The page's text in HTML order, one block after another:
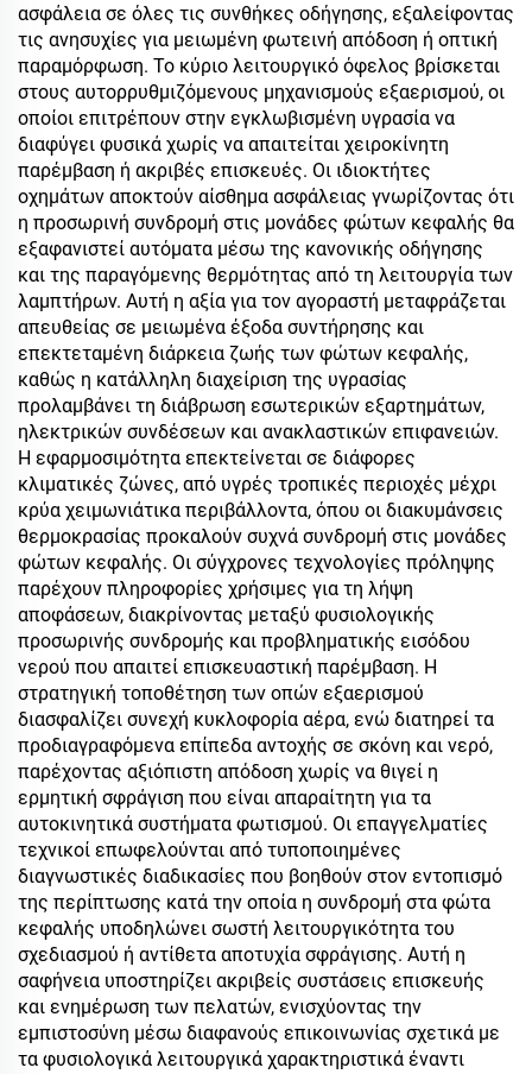
ασφάλεια σε όλες τις συνθήκες οδήγησης, εξαλείφοντας
τις ανησυχίες για μειωμένη φωτεινή απόδοση ή οπτική
παραμόρφωση. Το κύριο λειτουργικό όφελος βρίσκεται
στους αυτορρυθμιζόμενους μηχανισμούς εξαερισμού, οι
οποίοι επιτρέπουν στην εγκλωβισμένη υγρασία να
διαφύγει φυσικά χωρίς να απαιτείται χειροκίνητη
παρέμβαση ή ακριβές επισκευές. Οι ιδιοκτήτες
οχημάτων αποκτούν αίσθημα ασφάλειας γνωρίζοντας ότι
η προσωρινή συνδρομή στις μονάδες φώτων κεφαλής θα
εξαφανιστεί αυτόματα μέσω της κανονικής οδήγησης
και της παραγόμενης θερμότητας από τη λειτουργία των
λαμπτήρων. Αυτή η αξία για τον αγοραστή μεταφράζεται
απευθείας σε μειωμένα έξοδα συντήρησης και
επεκτεταμένη διάρκεια ζωής των φώτων κεφαλής,
καθώς η κατάλληλη διαχείριση της υγρασίας
προλαμβάνει τη διάβρωση εσωτερικών εξαρτημάτων,
ηλεκτρικών συνδέσεων και ανακλαστικών επιφανειών.
Η εφαρμοσιμότητα επεκτείνεται σε διάφορες
κλιματικές ζώνες, από υγρές τροπικές περιοχές μέχρι
κρύα χειμωνιάτικα περιβάλλοντα, όπου οι διακυμάνσεις
θερμοκρασίας προκαλούν συχνά συνδρομή στις μονάδες
φώτων κεφαλής. Οι σύγχρονες τεχνολογίες πρόληψης
παρέχουν πληροφορίες χρήσιμες για τη λήψη
αποφάσεων, διακρίνοντας μεταξύ φυσιολογικής
προσωρινής συνδρομής και προβληματικής εισόδου
νερού που απαιτεί επισκευαστική παρέμβαση. Η
στρατηγική τοποθέτηση των οπών εξαερισμού
διασφαλίζει συνεχή κυκλοφορία αέρα, ενώ διατηρεί τα
προδιαγραφόμενα επίπεδα αντοχής σε σκόνη και νερό,
παρέχοντας αξιόπιστη απόδοση χωρίς να θιγεί η
ερμητική σφράγιση που είναι απαραίτητη για τα
αυτοκινητικά συστήματα φωτισμού. Οι επαγγελματίες
τεχνικοί επωφελούνται από τυποποιημένες
διαγνωστικές διαδικασίες που βοηθούν στον εντοπισμό
της περίπτωσης κατά την οποία η συνδρομή στα φώτα
κεφαλής υποδηλώνει σωστή λειτουργικότητα του
σχεδιασμού ή αντίθετα αποτυχία σφράγισης. Αυτή η
σαφήνεια υποστηρίζει ακριβείς συστάσεις επισκευής
και ενημέρωση των πελατών, ενισχύοντας την
εμπιστοσύνη μέσω διαφανούς επικοινωνίας σχετικά με
τα φυσιολογικά λειτουργικά χαρακτηριστικά έναντι